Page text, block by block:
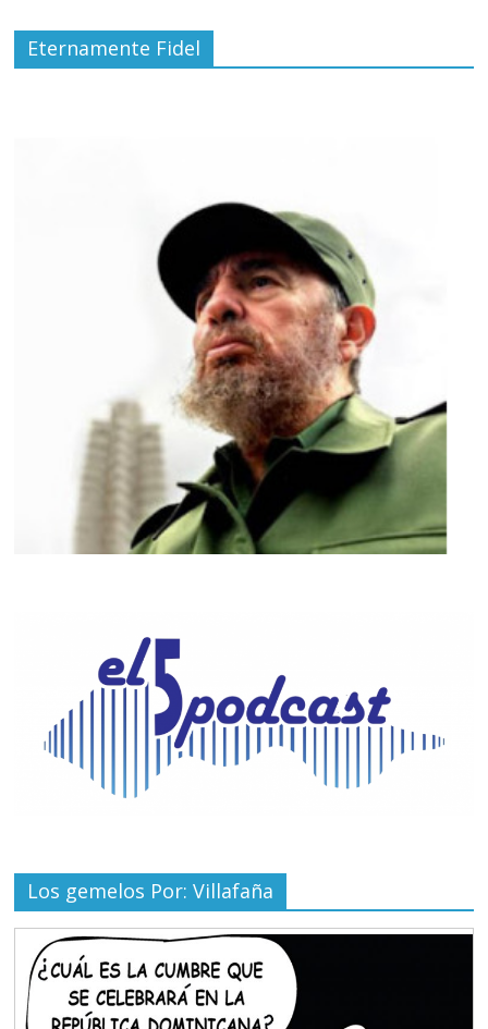
Eternamente Fidel
Los gemelos Por: Villafaña